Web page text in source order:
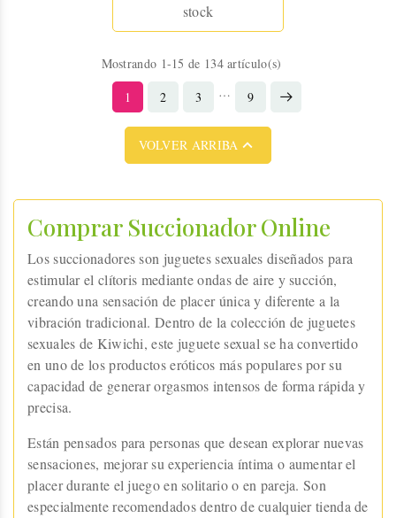
stock
Mostrando 1-15 de 134 artículo(s)
1
2 3 … 9
VOLVER ARRIBA 
Comprar Succionador Online
Los succionadores son juguetes sexuales diseñados para
estimular el clítoris mediante ondas de aire y succión,
creando una sensación de placer única y diferente a la
vibración tradicional. Dentro de la colección de juguetes
sexuales de Kiwichi, este juguete sexual se ha convertido
en uno de los productos eróticos más populares por su
capacidad de generar orgasmos intensos de forma rápida y
precisa.
Están pensados para personas que desean explorar nuevas
sensaciones, mejorar su experiencia íntima o aumentar el
placer durante el juego en solitario o en pareja. Son
especialmente recomendados dentro de cualquier tienda de